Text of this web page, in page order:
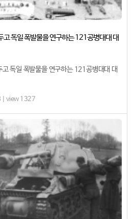
독일 폭발물을 연구하는 121공병대대 대
독일 폭발물을 연구하는 121공병대대 대
view 1327